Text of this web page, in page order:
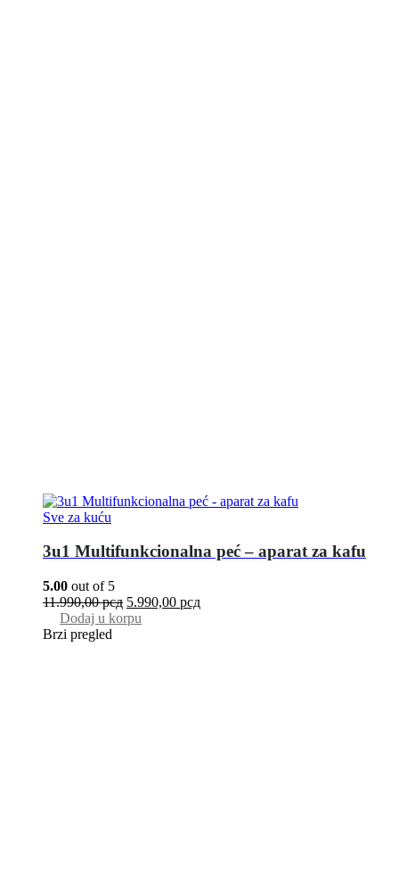
Sve za kuću
3u1 Multifunkcionalna peć – aparat za kafu
5.00 out of 5
11.990,00рсд 5.990,00 рсд
Dodaj u korpu
Brzi pregled